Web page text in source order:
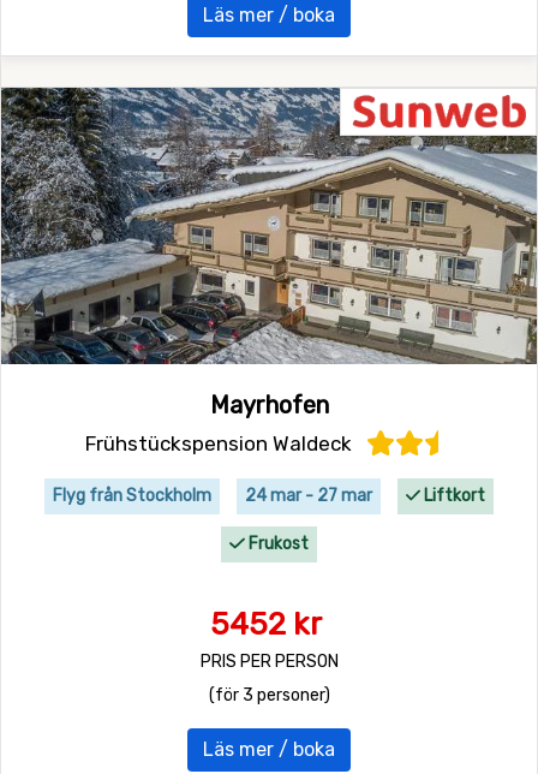
Läs mer / boka
Mayrhofen
Frühstückspension Waldeck
Flyg från Stockholm 24 mar - 27 mar Liftkort
Frukost
5452 kr
PRIS PER PERSON
(för 3 personer)
Läs mer / boka